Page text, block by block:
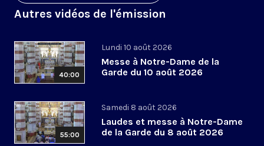
Autres vidéos de l'émission
40:00
Lundi 10 août 2026
Messe à Notre-Dame de la
Garde du 10 août 2026
55:00
Samedi 8 août 2026
Laudes et messe à Notre-Dame
de la Garde du 8 août 2026